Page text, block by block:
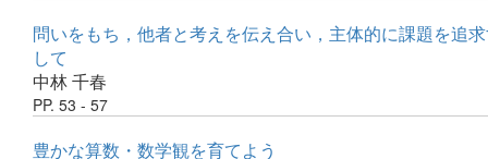
問いをもち，他者と考えを伝え合い，主体的に課題を
して
中林 千春
PP. 53 - 57
豊かな算数・数学観を育てよう